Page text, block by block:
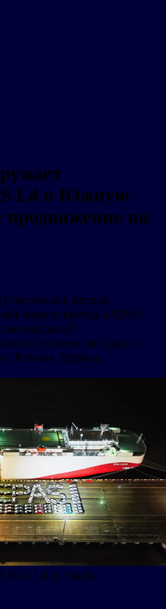
L4 в Южную
продвижение на
состоялась первая
нового бренда LEPAS.
автомобилей
погружена на судно и
Южная Африка.
L4 to South